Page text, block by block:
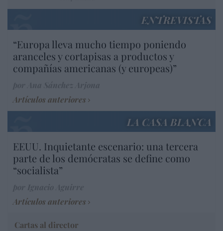
ENTREVISTAS
“Europa lleva mucho tiempo poniendo
aranceles y cortapisas a productos y
compañías americanas (y europeas)”
Artículos anteriores
LA CASA BLANCA
EEUU. Inquietante escenario: una tercera
parte de los demócratas se define como
“socialista”
Artículos anteriores
Cartas al director